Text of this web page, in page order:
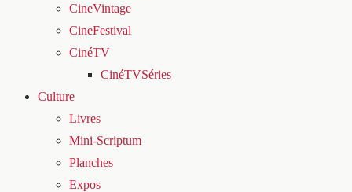
CineVintage
CineFestival
CinéTV
CinéTVSéries
Culture
Livres
Mini-Scriptum
Planches
Expos